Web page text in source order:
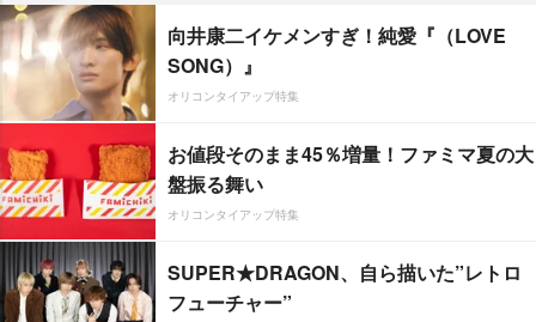
向井康二イケメンすぎ！純愛『（LOVE
SONG）』
オリコンタイアップ特集
お値段そのまま45％増量！ファミマ夏の大
盤振る舞い
オリコンタイアップ特集
SUPER★DRAGON、自ら描いた”レトロ
フューチャー”